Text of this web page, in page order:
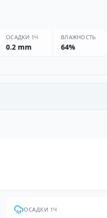
ОСАДКИ 1Ч
0.2 mm
ВЛАЖНОСТЬ
64%
ОСАДКИ 1Ч